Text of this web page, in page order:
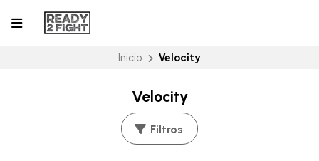
Inicio Velocity
Velocity
Filtros